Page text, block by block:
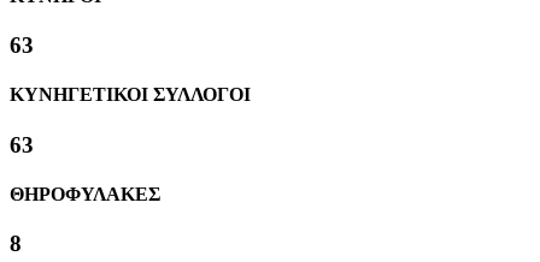
63
ΚΥΝΗΓΕΤΙΚΟΙ ΣΥΛΛΟΓΟΙ
63
ΘΗΡΟΦΥΛΑΚΕΣ
8